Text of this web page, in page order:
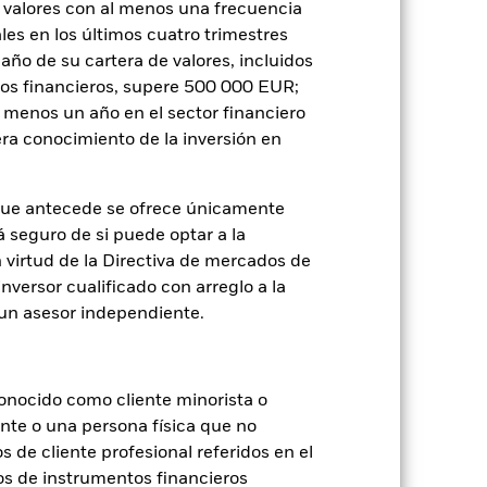
con al menos una frecuencia
en los últimos cuatro trimestres
de su cartera de valores, incluidos
financieros, supere 500 000 EUR;
un año en el sector financiero
conocimiento de la inversión en
antecede se ofrece únicamente
de si puede optar a la
de la Directiva de mercados de
cualificado con arreglo a la
asesor independiente.
como cliente minorista o
o una persona física que no
de cliente profesional referidos en el
de instrumentos financieros
2024 2025
24,3
comisiones de entrada/salida